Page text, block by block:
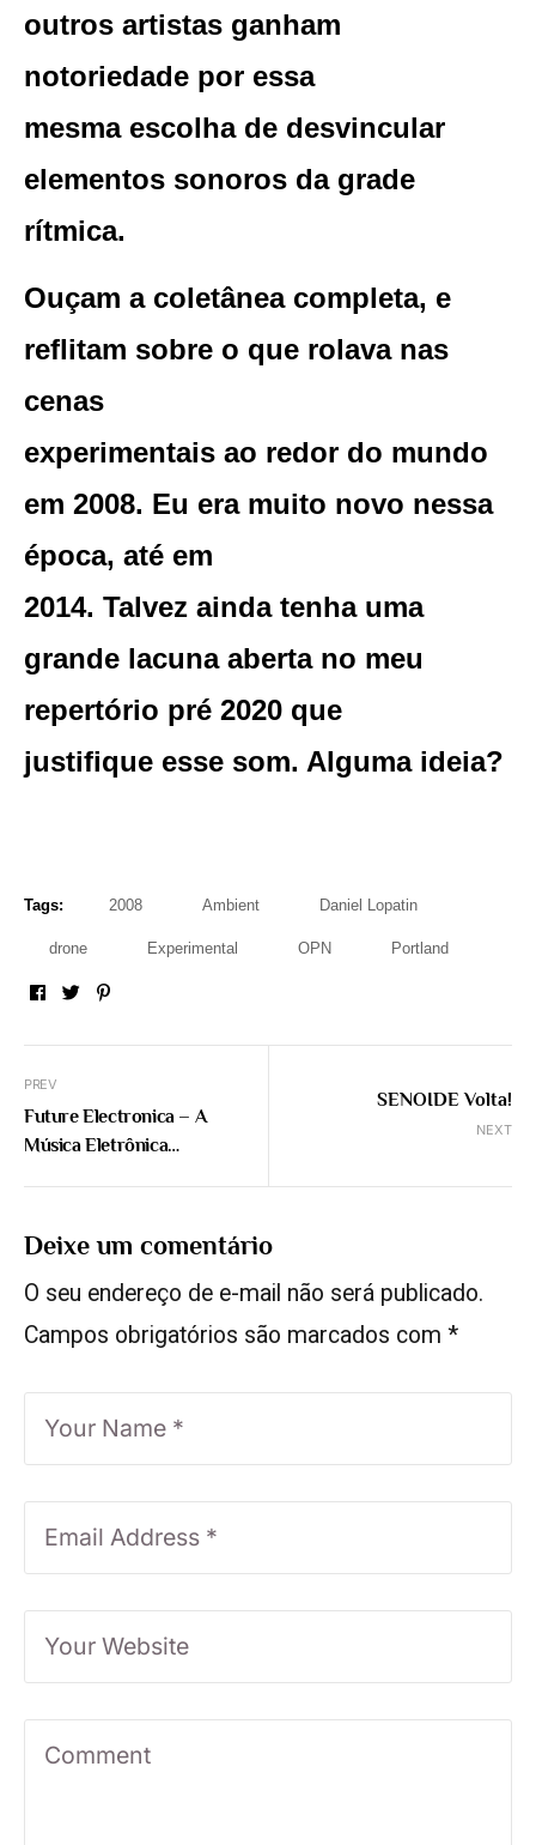
outros artistas ganham
notoriedade por essa
mesma escolha de desvincular
elementos sonoros da grade
rítmica.
Ouçam a coletânea completa, e
reflitam sobre o que rolava nas
cenas
experimentais ao redor do mundo
em 2008. Eu era muito novo nessa
época, até em
2014. Talvez ainda tenha uma
grande lacuna aberta no meu
repertório pré 2020 que
justifique esse som. Alguma ideia?
Tags: 2008 Ambient Daniel Lopatin
drone Experimental OPN Portland
Facebook
TwitterPinterest
PREV
Future Electronica – A
Música Eletrônica
NEXT
SENOIDE Volta!
Deixe um comentário
O seu endereço de e-mail não será publicado.
Campos obrigatórios são marcados com *